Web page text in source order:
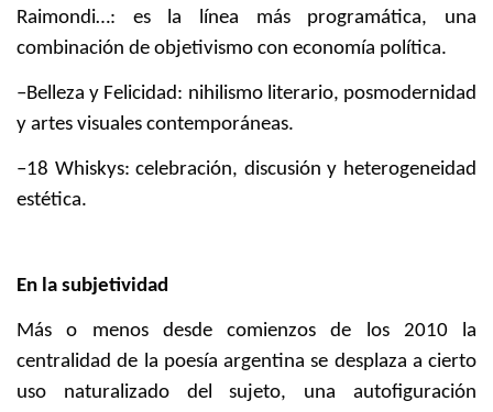
Raimondi…: es la línea más programática, una
combinación de objetivismo con economía política.
–Belleza y Felicidad: nihilismo literario, posmodernidad
y artes visuales contemporáneas.
–18 Whiskys: celebración, discusión y heterogeneidad
estética.
En la subjetividad
Más o menos desde comienzos de los 2010 la
centralidad de la poesía argentina se desplaza a cierto
uso naturalizado del sujeto, una autofiguración